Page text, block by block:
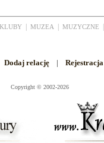
KLUBY MUZEA MUZYCZNE
Dodaj relację | Rejestracja
Copyright © 2002-2026